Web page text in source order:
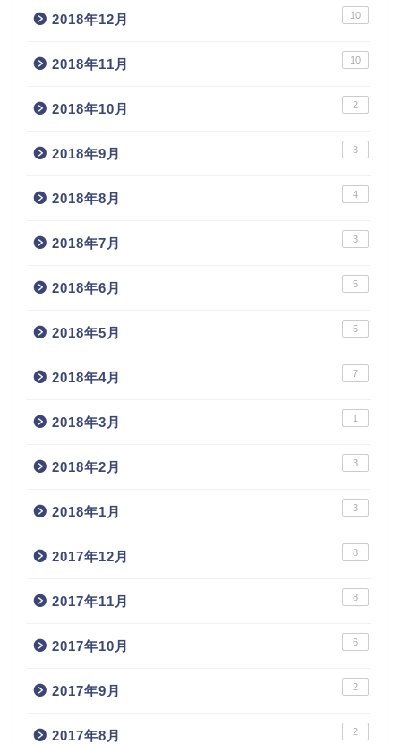
2018年12月 10
2018年11月 10
2018年10月 2
2018年9月 3
2018年8月 4
2018年7月 3
2018年6月 5
2018年5月 5
2018年4月 7
2018年3月 1
2018年2月 3
2018年1月 3
2017年12月 8
2017年11月 8
2017年10月 6
2017年9月 2
2017年8月 2